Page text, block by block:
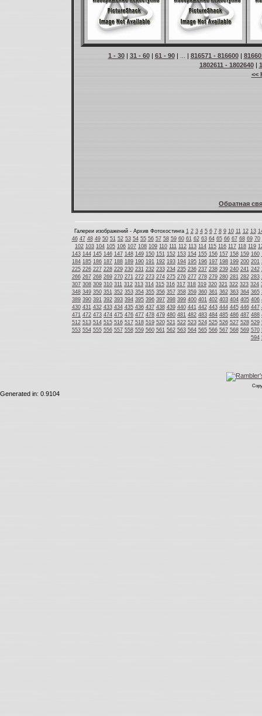
1 - 30| 31 - 60| 61 - 90| ... | 816571 - 816600|
1802611 - 1802640|
<<
Обратная
Галереи изображений - Архив Фотохостинга 1 2 3 4 5 6 7 8 9 10 11 12 13
46 47 48 49 50 51 52 53 54 55 56 57 58 59 60 61 62 63 64 65 66 67 68 69 70
102 103 104 105 106 107 108 109 110 111 112 113 114 115 116 117 118 119
143 144 145 146 147 148 149 150 151 152 153 154 155 156 157 158 159 160
184 185 186 187 188 189 190 191 192 193 194 195 196 197 198 199 200 201
225 226 227 228 229 230 231 232 233 234 235 236 237 238 239 240 241 242
266 267 268 269 270 271 272 273 274 275 276 277 278 279 280 281 282 283
307 308 309 310 311 312 313 314 315 316 317 318 319 320 321 322 323 324
348 349 350 351 352 353 354 355 356 357 358 359 360 361 362 363 364 365
389 390 391 392 393 394 395 396 397 398 399 400 401 402 403 404 405 406
430 431 432 433 434 435 436 437 438 439 440 441 442 443 444 445 446 447
471 472 473 474 475 476 477 478 479 480 481 482 483 484 485 486 487 488
512 513 514 515 516 517 518 519 520 521 522 523 524 525 526 527 528 529
553 554 555 556 557 558 559 560 561 562 563 564 565 566 567 568 569 570
594
Generated in: 0.9104